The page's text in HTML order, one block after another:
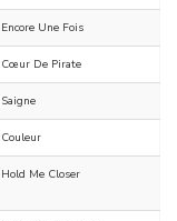
Encore Une Fois
Cœur De Pirate
Saigne
Couleur
Hold Me Closer